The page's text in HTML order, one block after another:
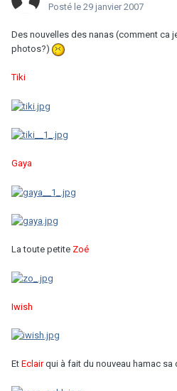
Posté le 29 janvier 2007
Des nouvelles des nanas (comment ca
photos?)
Tiki
Gaya
La toute petite Zoé
Iwish
Et Eclairqui à fait du nouveau hamac sa